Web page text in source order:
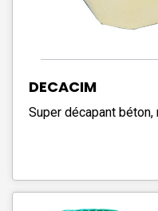
DECACIM
Super décapant